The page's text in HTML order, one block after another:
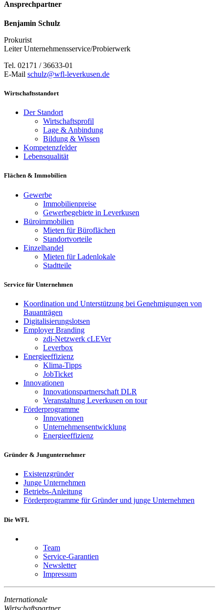
Ansprechpartner
Benjamin Schulz
Prokurist
Leiter Unternehmensservice/Probierwerk
Tel. 02171 / 36633-01
E-Mail schulz@wfl-leverkusen.de
Wirtschaftsstandort
Der Standort
Wirtschaftsprofil
Lage & Anbindung
Bildung & Wissen
Kompetenzfelder
Lebensqualität
Flächen & Immobilien
Gewerbe
Immobilienpreise
Gewerbegebiete in Leverkusen
Büroimmobilien
Mieten für Büroflächen
Standortvorteile
Einzelhandel
Mieten für Ladenlokale
Stadtteile
Service für Unternehmen
Koordination und Unterstützung bei Genehmigungen von
Bauanträgen
Digitalisierungslotsen
Employer Branding
zdi-Netzwerk cLEVer
Leverbox
Energieeffizienz
Klima-Tipps
JobTicket
Innovationen
Innovationspartnerschaft DLR
Veranstaltung Leverkusen on tour
Förderprogramme
Innovationen
Unternehmensentwicklung
Energieeffizienz
Gründer & Jungunternehmer
Existenzgründer
Junge Unternehmen
Betriebs-Anleitung
Förderprogramme für Gründer und junge Unternehmen
Die WFL
Team
Service-Garantien
Newsletter
Impressum
Internationale
Wirtschaftspartner